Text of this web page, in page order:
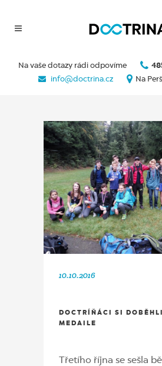
Na vaše dotazy rádi odpovíme
info@doctrina.cz
Na
10.10.2016
DOCTRÍŇÁCI SI
MEDAILE
Třetího října se sešla